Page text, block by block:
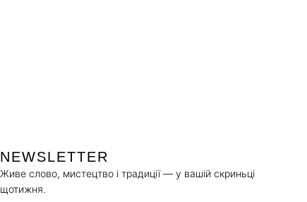
NEWSLETTER
Живе слово, мистецтво і традиції — у вашій скриньці
щотижня.